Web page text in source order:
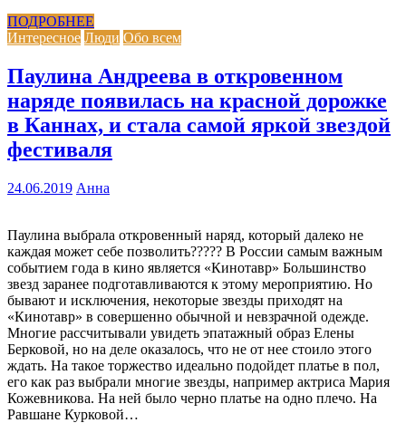
ПОДРОБНЕЕ
Интересное Люди Обо всем
Паулина Андреева в откровенном
наряде появилась на красной дорожке
в Каннах, и стала самой яркой звездой
фестиваля
24.06.2019 Анна
Паулина выбрала откровенный наряд, который далеко не
каждая может себе позволить????? В России самым важным
событием года в кино является «Кинотавр» Большинство
звезд заранее подготавливаются к этому мероприятию. Но
бывают и исключения, некоторые звезды приходят на
«Кинотавр» в совершенно обычной и невзрачной одежде.
Многие рассчитывали увидеть эпатажный образ Елены
Берковой, но на деле оказалось, что не от нее стоило этого
ждать. На такое торжество идеально подойдет платье в пол,
его как раз выбрали многие звезды, например актриса Мария
Кожевникова. На ней было черно платье на одно плечо. На
Равшане Курковой…